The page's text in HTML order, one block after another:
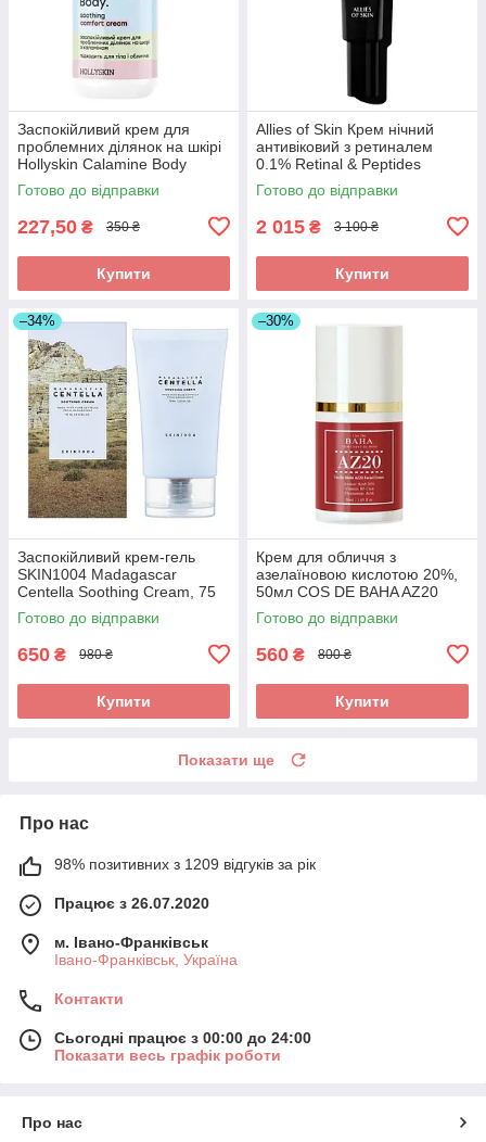
Заспокійливий крем для
проблемних ділянок на шкірі
Hollyskin Calamine Body
Soothing Comfort Cream 200
мл
Готово до відправки
227,50 ₴ 350 ₴
Купити
Allies of Skin Крем нічний
антивіковий з ретиналем
0.1% Retinal & Peptides
Advanced Repair Night Cream
20ml
Готово до відправки
2 015 ₴ 3 100 ₴
Купити
–34%
Заспокійливий крем-гель
SKIN1004 Madagascar
Centella Soothing Cream, 75
мл
Готово до відправки
650 ₴ 980 ₴
Купити
–30%
Крем для обличчя з
азелаїновою кислотою 20%,
50мл COS DE BAHA AZ20
FACIAL CREAM (AZ20)
Готово до відправки
560 ₴ 800 ₴
Купити
Показати ще
Про нас
98% позитивних з 1209 відгуків за рік
Працює з 26.07.2020
м. Івано-Франківськ
Івано-Франківськ, Україна
Контакти
Сьогодні працює з 00:00 до 24:00
Показати весь графік роботи
Про нас